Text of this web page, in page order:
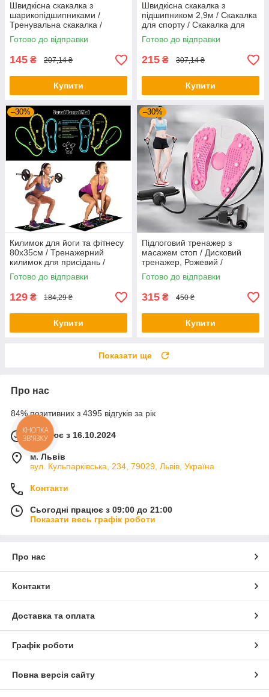
Швидкісна скакалка з
шарикопідшипниками /
Тренувальна скакалка /
Скакалка для тренувань
Готово до відправки
145 ₴ 207,14 ₴
Купити
Швидкісна скакалка з
підшипником 2,9м / Скакалка
для спорту / Скакалка для
тренувань
Готово до відправки
215 ₴ 307,14 ₴
Купити
–30%
Килимок для йоги та фітнесу
80х35см / Тренажерний
килимок для присідань /
Килимок для вправ
Готово до відправки
129 ₴ 184,29 ₴
Купити
–30%
Підлоговий тренажер з
масажем стоп / Дисковий
тренажер, Рожевий /
Тренажер диск здоров'я з
еспандерами 25см
Готово до відправки
315 ₴ 450 ₴
Купити
Показати ще
Про нас
84% позитивних з 4395 відгуків за рік
Працює з 16.10.2024
м. Львів
вул. Кульпарківська, 234, 79029, Львів, Україна
Контакти
Сьогодні працює з 09:00 до 21:00
Показати весь графік роботи
Про нас
Контакти
Доставка та оплата
Графік роботи
Повна версія сайту
КНОПКА
ЗВ'ЯЗКУ